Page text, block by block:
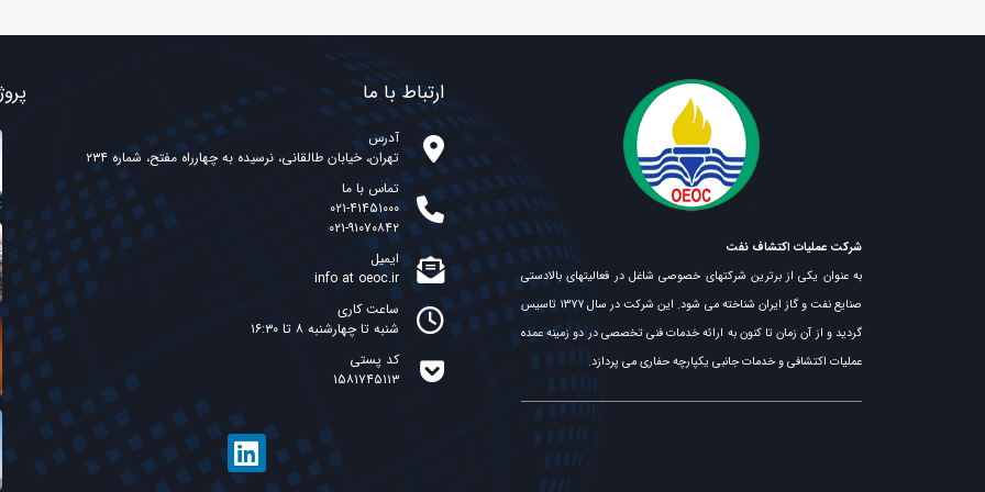
شرکت عملیات اکتشاف نفت
به عنوان یکی از برترین شرکتهای خصوصی شاغل در فعالیتهای بالادستی
صنایع نفت و گاز ایران شناخته می شود. این شرکت در سال ۱۳۷۷ تاسیس
گردید و از آن زمان تا کنون به ارائه خدمات فنی تخصصی در دو زمینه عمده
عملیات اکتشافی و خدمات جانبی یکپارچه حفاری می پردازد.
ارتباط با ما
آدرس
تهران، خیابان طالقانی، نرسیده به چهارراه مفتح، شماره ۲۳۴
تماس با ما
۰۲۱-۴۱۴۵۱۰۰۰
۰۲۱-۹۱۰۷۰۸۴۲
ایمیل
info at oeoc.ir
ساعت کاری
شنبه تا چهارشنبه ۸ تا ۱۶:۳۰
کد پستی
۱۵۸۱۷۴۵۱۱۳